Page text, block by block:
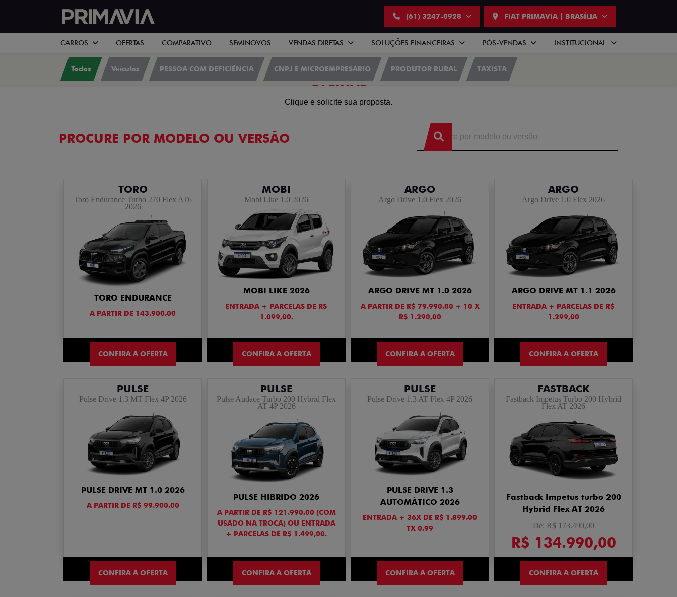
(61) 3247-0928 FIAT PRIMAVIA | BRASÍLIA
CARROS OFERTAS COMPARATIVO SEMINOVOS VENDAS DIRETAS SOLUÇÕES FINANCEIRAS PÓS-VENDAS INSTITUCIONAL
Todos Veículos PESSOA COM DEFICIÊNCIA CNPJ E MICROEMPRESÁRIO PRODUTOR RURAL TAXISTA
OFERTAS
Clique e solicite sua proposta.
PROCURE POR MODELO OU VERSÃO
TORO
Toro Endurance Turbo 270 Flex AT6
2026
TORO ENDURANCE
A PARTIR DE 143.900,00
CONFIRA A OFERTA
MOBI
Mobi Like 1.0 2026
MOBI LIKE 2026
ENTRADA + PARCELAS DE R$
1.099,00.
CONFIRA A OFERTA
ARGO
Argo Drive 1.0 Flex 2026
ARGO DRIVE MT 1.0 2026
A PARTIR DE R$ 79.990,00 + 10 X
R$ 1.290,00
CONFIRA A OFERTA
ARGO
Argo Drive 1.0 Flex 2026
ARGO DRIVE MT 1.1 2026
ENTRADA + PARCELAS DE R$
1.299,00
CONFIRA A OFERTA
PULSE
Pulse Drive 1.3 MT Flex 4P 2026
PULSE DRIVE MT 1.0 2026
A PARTIR DE R$ 99.900,00
CONFIRA A OFERTA
PULSE
Pulse Audace Turbo 200 Hybrid Flex
AT 4P 2026
PULSE HIBRIDO 2026
A PARTIR DE R$ 121.990,00 (COM
USADO NA TROCA) OU ENTRADA
+ PARCELAS DE R$ 1.499,00.
CONFIRA A OFERTA
PULSE
Pulse Drive 1.3 AT Flex 4P 2026
PULSE DRIVE 1.3
AUTOMÁTICO 2026
ENTRADA + 36X DE R$ 1.899,00
TX 0,99
CONFIRA A OFERTA
FASTBACK
Fastback Impetus Turbo 200 Hybrid
Flex AT 2026
Fastback Impetus turbo 200
Hybrid Flex AT 2026
De: R$ 173.490,00
R$ 134.990,00
CONFIRA A OFERTA